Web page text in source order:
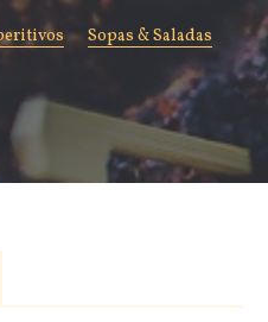
Sopas & Saladas